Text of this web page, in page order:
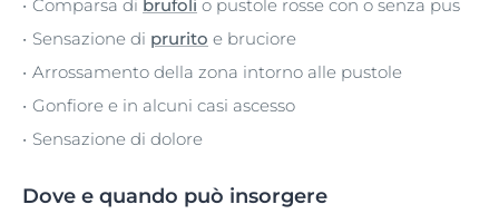
Comparsa di brufoli o pustole rosse con o senza pus
Sensazione di prurito e bruciore
Arrossamento della zona intorno alle pustole
Gonfiore e in alcuni casi ascesso
Sensazione di dolore
Dove e quando può insorgere